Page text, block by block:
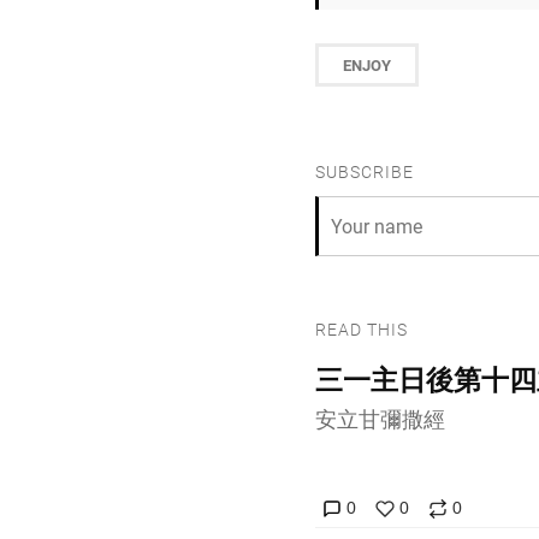
ENJOY
SUBSCRIBE
READ THIS
三一主日後第十
安立甘彌撒經